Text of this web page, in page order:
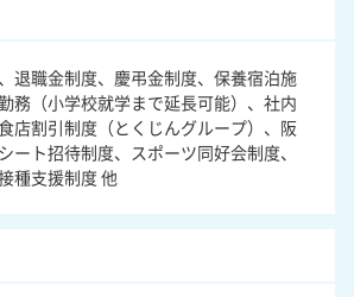
退職金制度、慶弔金制度、保養宿泊施
務（小学校就学まで延長可能）、社内
店割引制度（とくじんグループ）、阪
ート招待制度、スポーツ同好会制度、
種支援制度 他